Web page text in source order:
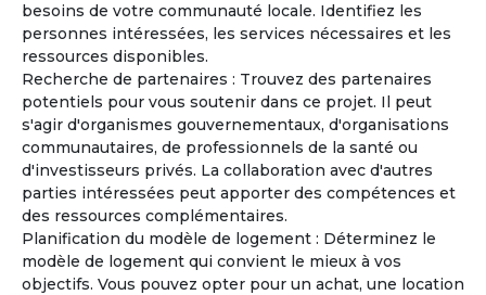
besoins de votre communauté locale. Identifiez les
personnes intéressées, les services nécessaires et les
ressources disponibles.
Recherche de partenaires : Trouvez des partenaires
potentiels pour vous soutenir dans ce projet. Il peut
s'agir d'organismes gouvernementaux, d'organisations
communautaires, de professionnels de la santé ou
d'investisseurs privés. La collaboration avec d'autres
parties intéressées peut apporter des compétences et
des ressources complémentaires.
Planification du modèle de logement : Déterminez le
modèle de logement qui convient le mieux à vos
objectifs. Vous pouvez opter pour un achat, une location